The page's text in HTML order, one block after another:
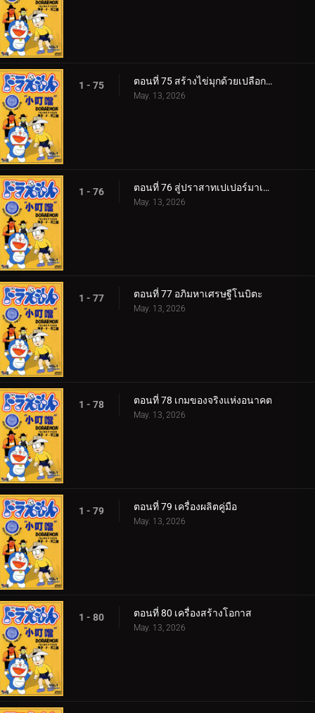
1 - 75 ตอนที่ 75 สร้างไข่มุกด้วยเปลือกหอยเร่งเวลา
May. 13, 2026
1 - 76 ตอนที่ 76 สู่ปราสาทเปเปอร์มาเช่ v1
May. 13, 2026
1 - 77 ตอนที่ 77 อภิมหาเศรษฐีโนบิตะ
May. 13, 2026
1 - 78 ตอนที่ 78 เกมของจริงแห่งอนาคต
May. 13, 2026
1 - 79 ตอนที่ 79 เครื่องผลิตคู่มือ
May. 13, 2026
1 - 80 ตอนที่ 80 เครื่องสร้างโอกาส
May. 13, 2026